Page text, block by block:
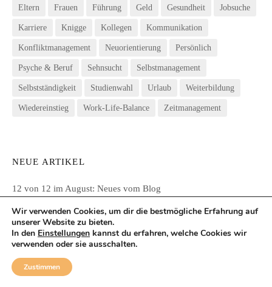
Eltern Frauen Führung Geld Gesundheit Jobsuche
Karriere Knigge Kollegen Kommunikation
Konfliktmanagement Neuorientierung Persönlich
Psyche & Beruf Sehnsucht Selbstmanagement
Selbstständigkeit Studienwahl Urlaub Weiterbildung
Wiedereinstieg Work-Life-Balance Zeitmanagement
NEUE ARTIKEL
12 von 12 im August: Neues vom Blog
Selbstfürsorge: Empathisch gegenüber sich selbst werden
Berufswahl für Schüler: Welcher Beruf passt mir?
Im Beruf die Macht der Gedanken positiv nutzen: Mentale
Wir verwenden Cookies, um dir die bestmögliche Erfahrung auf
unserer Website zu bieten.
In den Einstellungen kannst du erfahren, welche Cookies wir
verwenden oder sie ausschalten.
Zustimmen